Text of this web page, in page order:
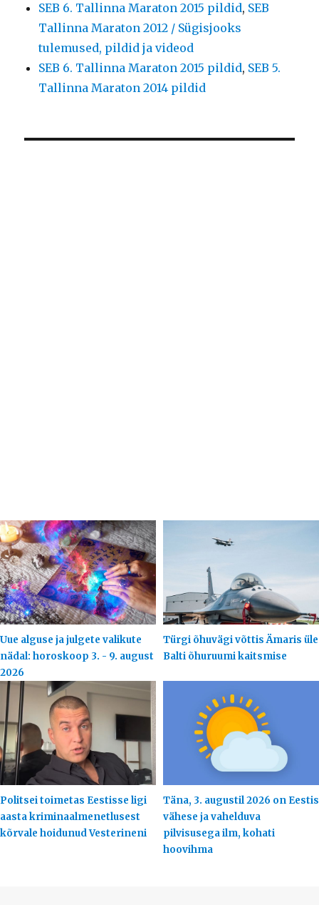
SEB 6. Tallinna Maraton 2015 pildid, SEB
Tallinna Maraton 2012 / Sügisjooks
tulemused, pildid ja videod
SEB 6. Tallinna Maraton 2015 pildid, SEB 5.
Tallinna Maraton 2014 pildid
Uue alguse ja julgete valikute
nädal: horoskoop 3. - 9. august
2026
Türgi õhuvägi võttis Ämaris üle
Balti õhuruumi kaitsmise
Politsei toimetas Eestisse ligi
aasta kriminaalmenetlusest
kõrvale hoidunud Vesterineni
Täna, 3. augustil 2026 on Eestis
vähese ja vahelduva
pilvisusega ilm, kohati
hoovihma